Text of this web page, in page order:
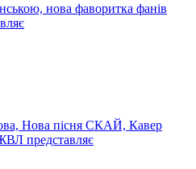
нова фаворитка фанів
Нова пісня СКАЙ, Кавер
представляє